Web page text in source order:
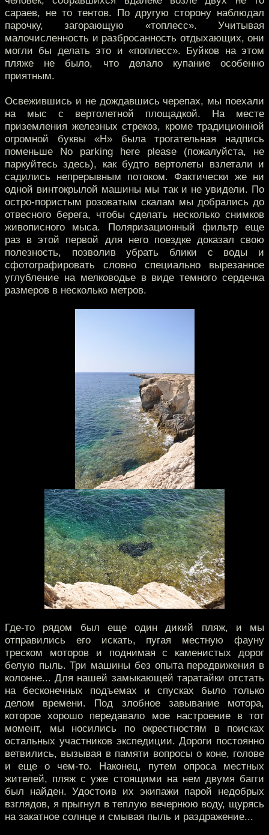
сараев, не то тентов. По другую сторону наблюдал
парочку, загорающую «топлесс». Учитывая
малочисленность и разбросанность отдыхающих, они
могли бы делать это и «поплесс». Буйков на этом
пляже не было, что делало купание особенно
приятным.
Освежившись и не дождавшись черепах, мы поехали
на мыс с вертолетной площадкой. На месте
приземления железных стрекоз, кроме традиционной
огромной буквы «Н» была трогательная надпись
поменьше No parking here please (пожалуйста, не
паркуйтесь здесь), как будто вертолеты взлетали и
садились непрерывным потоком. Фактически же ни
одной винтокрылой машины мы так и не увидели. По
остро-пористым розоватым скалам мы добрались до
отвесного берега, чтобы сделать несколько снимков
живописного мыса. Поляризационный фильтр еще
раз в этой первой для него поездке доказал свою
полезность, позволив убрать блики с воды и
сфотографировать словно специально вырезанное
углубление на мелководье в виде темного сердечка
размеров в несколько метров.
Где-то рядом был еще один дикий пляж, и мы
отправились его искать, пугая местную фауну
треском моторов и поднимая с каменистых дорог
белую пыль. Три машины без опыта передвижения в
колонне... Для нашей замыкающей таратайки отстать
на бесконечных подъемах и спусках было только
делом времени. Под злобное завывание мотора,
которое хорошо передавало мое настроение в тот
момент, мы носились по окрестностям в поисках
остальных участников экспедиции. Дороги постоянно
ветвились, вызывая в памяти вопросы о коне, голове
и еще о чем-то. Наконец, путем опроса местных
жителей, пляж с уже стоящими на нем двумя багги
был найден. Удостоив их экипажи парой недобрых
взглядов, я прыгнул в теплую вечернюю воду, щурясь
на закатное солнце и смывая пыль и раздражение...